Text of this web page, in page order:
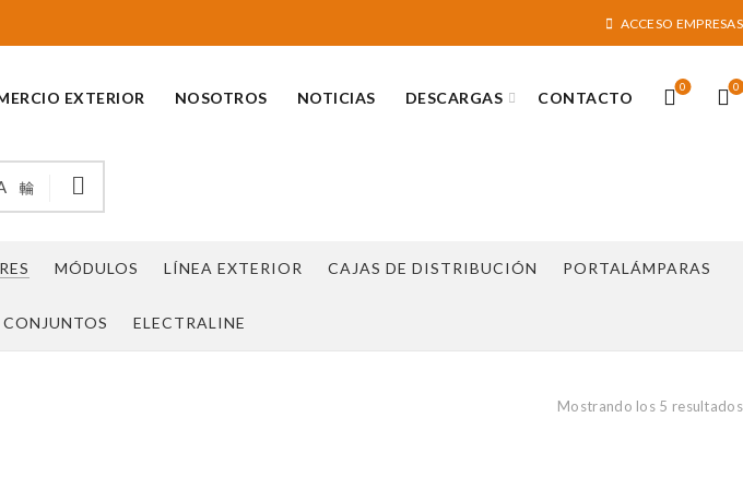
ACCESO EMPRESAS
EXTERIOR NOSOTROS NOTICIAS DESCARGAS CONTACTO
0 0
MÓDULOS LÍNEA EXTERIOR CAJAS DE DISTRIBUCIÓN PORTALÁMPARAS
ELECTRALINE
Mostrando los 5 resultados